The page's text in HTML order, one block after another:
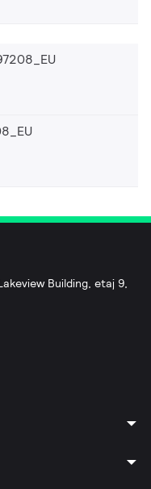
Building, etaj 9,